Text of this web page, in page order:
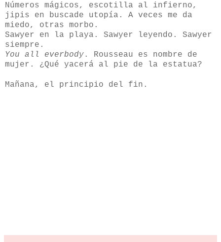
Números mágicos, escotilla al infierno,
jipis en buscade utopía. A veces me da
miedo, otras morbo.
Sawyer en la playa. Sawyer leyendo. Sawyer
siempre.
You all everbody . Rousseau es nombre de
mujer. ¿Qué yacerá al pie de la estatua?
Mañana, el principio del fin.